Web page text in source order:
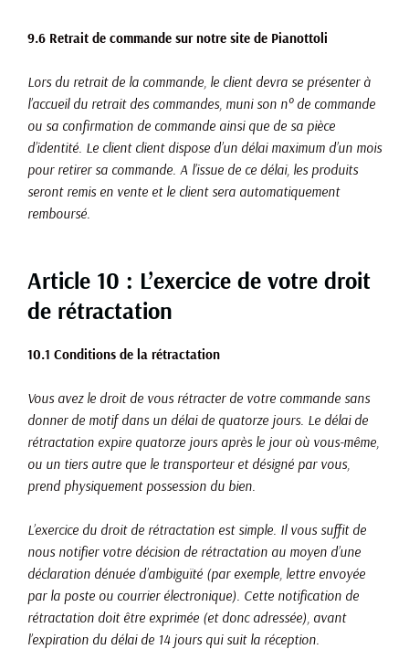
9.6 Retrait de commande sur notre site de Pianottoli
Lors du retrait de la commande, le client devra se présenter à
l’accueil du retrait des commandes, muni son n° de commande
ou sa confirmation de commande ainsi que de sa pièce
d’identité. Le client client dispose d’un délai maximum d’un mois
pour retirer sa commande. A l’issue de ce délai, les produits
seront remis en vente et le client sera automatiquement
remboursé.
Article 10 : L’exercice de votre droit
de rétractation
10.1 Conditions de la rétractation
Vous avez le droit de vous rétracter de votre commande sans
donner de motif dans un délai de quatorze jours. Le délai de
rétractation expire quatorze jours après le jour où vous-même,
ou un tiers autre que le transporteur et désigné par vous,
prend physiquement possession du bien.
L’exercice du droit de rétractation est simple. Il vous suffit de
nous notifier votre décision de rétractation au moyen d’une
déclaration dénuée d’ambiguïté (par exemple, lettre envoyée
par la poste ou courrier électronique). Cette notification de
rétractation doit être exprimée (et donc adressée), avant
l’expiration du délai de 14 jours qui suit la réception.